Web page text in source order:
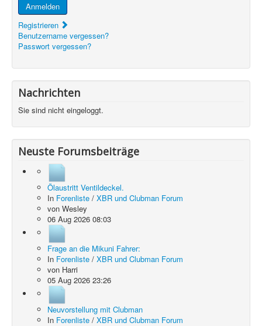
Anmelden
Registrieren
Benutzername vergessen?
Passwort vergessen?
Nachrichten
Sie sind nicht eingeloggt.
Neuste Forumsbeiträge
Ölaustritt Ventildeckel.
In Forenliste / XBR und Clubman Forum
von Wesley
06 Aug 2026 08:03
Frage an die Mikuni Fahrer:
In Forenliste / XBR und Clubman Forum
von Harri
05 Aug 2026 23:26
Neuvorstellung mit Clubman
In Forenliste / XBR und Clubman Forum